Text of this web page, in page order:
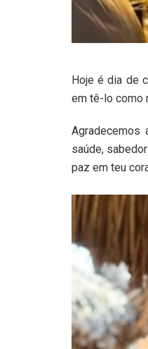
Hoje é dia de
em tê-lo como
Agradecemos
saúde,
paz em teu